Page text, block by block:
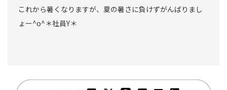
これから暑くなりますが、夏の暑さに負けずがんばりまし
ょー^o^＊社員Y＊